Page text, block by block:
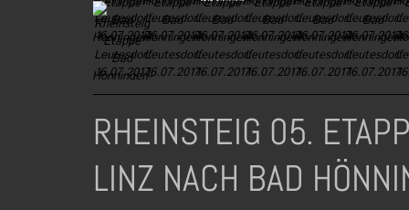
RHEINSTEIG 05.
LINZ NACH BAD